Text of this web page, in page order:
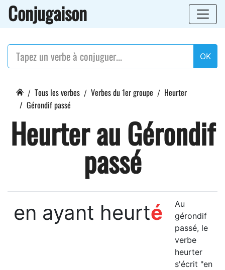
Conjugaison
OK
Tous les verbes Verbes du 1er groupe
Heurter
Gérondif passé
Heurter au Gérondif
passé
en ayant heurté
Au
gérondif
passé, le
verbe
heurter
s'écrit "en